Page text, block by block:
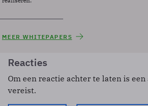
MEER WHITEPAPERS
Reacties
Om een reactie achter te laten is een
vereist.